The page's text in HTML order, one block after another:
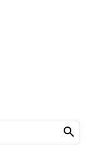
search